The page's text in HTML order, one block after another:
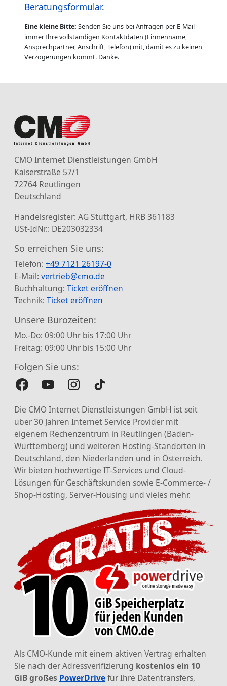
Beratungsformular.
Eine kleine Bitte: Senden Sie uns bei Anfragen per E-Mail
immer Ihre vollständigen Kontaktdaten (Firmenname,
Ansprechpartner, Anschrift, Telefon) mit, damit es zu keinen
Verzögerungen kommt. Danke.
CMO Internet Dienstleistungen GmbH
Kaiserstraße 57/1
72764 Reutlingen
Deutschland
Handelsregister: AG Stuttgart, HRB 361183
USt-IdNr.: DE203032334
So erreichen Sie uns:
Telefon: +49 7121 26197-0
E-Mail: vertrieb@cmo.de
Buchhaltung: Ticket eröffnen
Technik: Ticket eröffnen
Unsere Bürozeiten:
Mo.-Do: 09:00 Uhr bis 17:00 Uhr
Freitag: 09:00 Uhr bis 15:00 Uhr
Folgen Sie uns:
Die CMO Internet Dienstleistungen GmbH ist seit
über 30 Jahren Internet Service Provider mit
eigenem Rechenzentrum in Reutlingen (Baden-
Württemberg) und weiteren Hosting-Standorten in
Deutschland, den Niederlanden und in Österreich.
Wir bieten hochwertige IT-Services und Cloud-
Lösungen für Geschäftskunden sowie E-Commerce- /
Shop-Hosting, Server-Housing und vieles mehr.
Als CMO-Kunde mit einem aktiven Vertrag erhalten
Sie nach der Adressverifizierung kostenlos ein 10
GiB großes PowerDrivefür Ihre Datentransfers,